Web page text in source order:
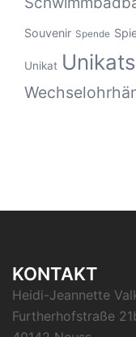
Souvenir Spende
Unikat
KONTAKT
Heidi-Jeannette
Furtherhofstraße